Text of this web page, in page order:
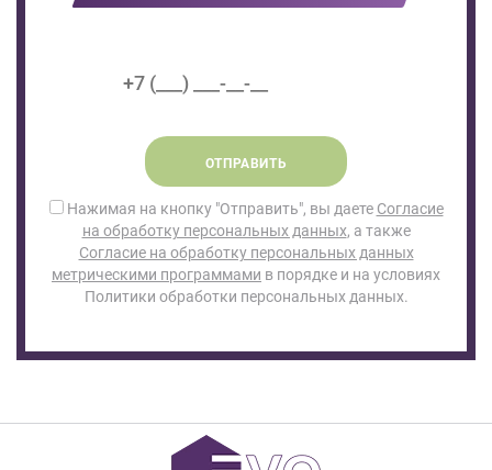
ОТПРАВИТЬ
Нажимая на кнопку "Отправить", вы даете Согласие
на обработку персональных данных, а также
Согласие на обработку персональных данных
метрическими программами в порядке и на условиях
Политики обработки персональных данных.